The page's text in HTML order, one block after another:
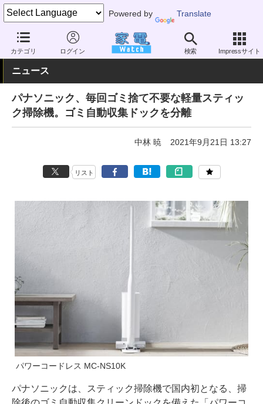
Powered by Translate
カテゴリ ログイン 検索 Impressサイト
家電 Watch 生活家電 掃除機 スティック型
ニュース
パナソニック、毎回ゴミ捨て不要な軽量スティッ
ク掃除機。ゴミ自動収集ドックを分離
中林 暁 2021年9月21日 13:27
リスト
パワーコードレス MC-NS10K
パナソニックは、スティック掃除機で国内初となる、掃